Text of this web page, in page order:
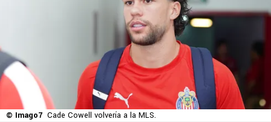
© Imago7 Cade Cowell volvería a la MLS.